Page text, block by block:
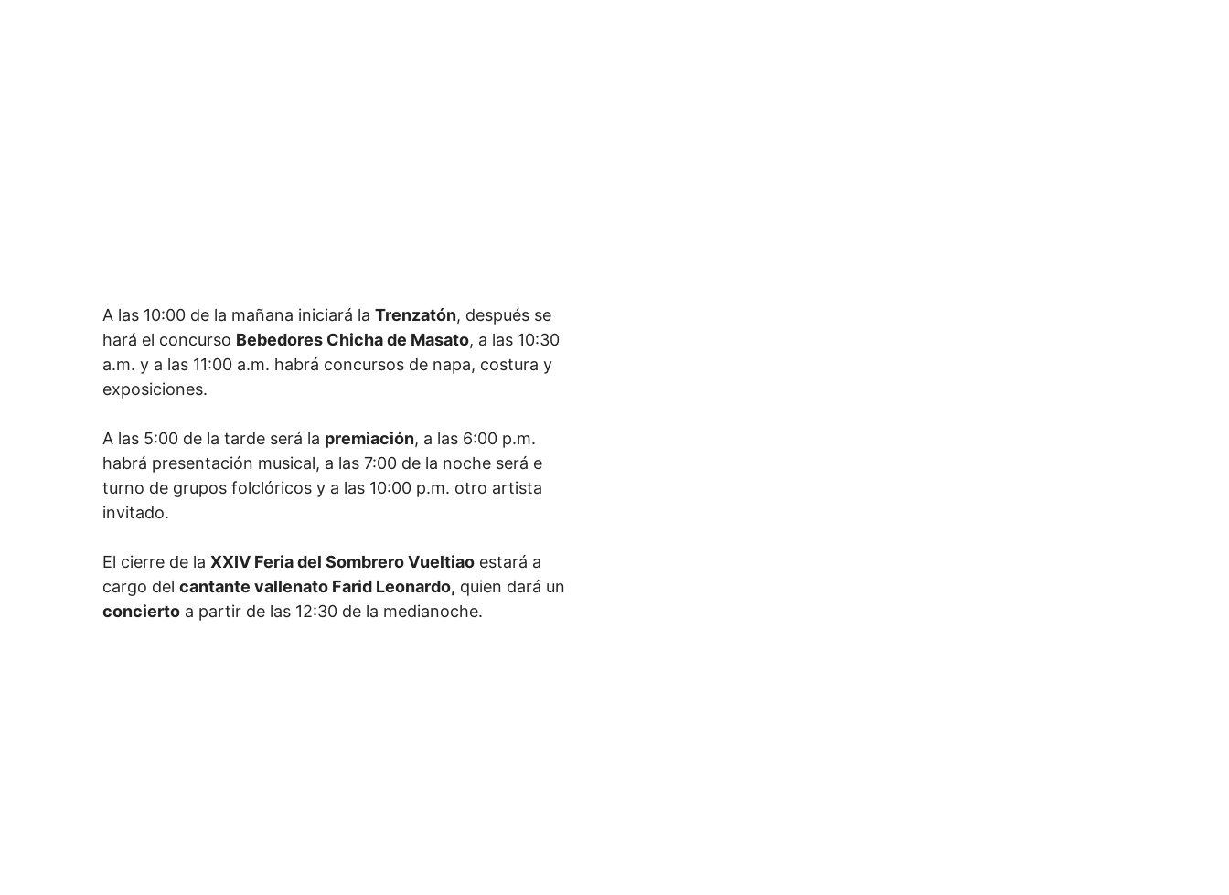
A las 10:00 de la mañana iniciará la Trenzatón, después se
hará el concurso Bebedores Chicha de Masato, a las 10:30
a.m. y a las 11:00 a.m. habrá concursos de napa, costura y
exposiciones.
A las 5:00 de la tarde será la premiación, a las 6:00 p.m.
habrá presentación musical, a las 7:00 de la noche será e
turno de grupos folclóricos y a las 10:00 p.m. otro artista
invitado.
El cierre de la XXIV Feria del Sombrero Vueltiao estará a
cargo del cantante vallenato Farid Leonardo, quien dará un
concierto a partir de las 12:30 de la medianoche.